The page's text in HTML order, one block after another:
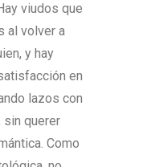
viudos que
al volver a
y hay
en
lazos con
querer
Como